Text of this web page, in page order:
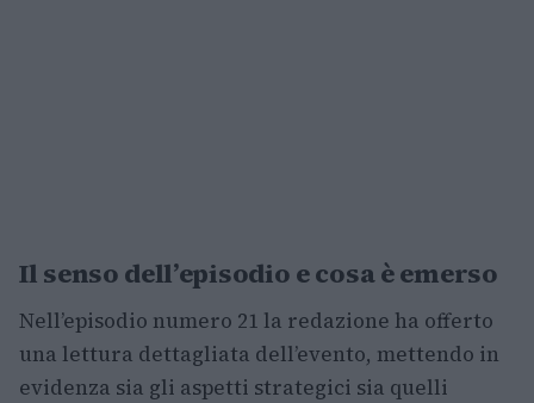
Il senso dell’episodio e cosa è emerso
Nell’episodio numero 21 la redazione ha offerto
una lettura dettagliata dell’evento, mettendo in
evidenza sia gli aspetti strategici sia quelli